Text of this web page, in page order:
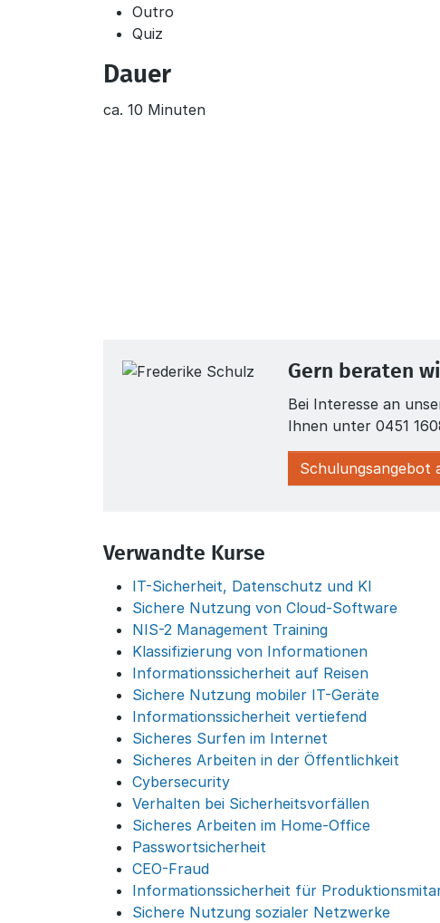
Outro
Quiz
Dauer
ca. 10 Minuten
Gern beraten
Bei Interesse an
Ihnen unter 0451
Schulungsangebot
Verwandte Kurse
IT-Sicherheit, Datenschutz und KI
Sichere Nutzung von Cloud-Software
NIS-2 Management Training
Klassifizierung von Informationen
Informationssicherheit auf Reisen
Sichere Nutzung mobiler IT-Geräte
Informationssicherheit vertiefend
Sicheres Surfen im Internet
Sicheres Arbeiten in der Öffentlichkeit
Cybersecurity
Verhalten bei Sicherheitsvorfällen
Sicheres Arbeiten im Home-Office
Passwortsicherheit
CEO-Fraud
Informationssicherheit für
Sichere Nutzung sozialer Netzwerke